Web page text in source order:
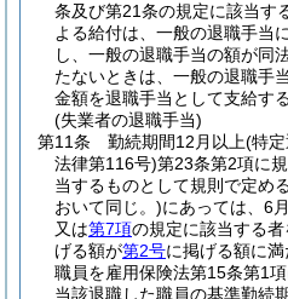
条及び第21条の規定に該当す
よる給付は、一般の退職手当
し、一般の退職手当の額が同
たないときは、一般の退職手
金額を退職手当として支給する
(失業者の退職手当)
第11条
勤続期間12月以上(特
法律第116号)第23条第2項に
当するものとして規則で定め
おいて同じ。)にあっては、6
又は第7項の規定に該当する
げる額が第2号に掲げる額に
職員を雇用保険法第15条第1
当該退職した職員の基準勤続